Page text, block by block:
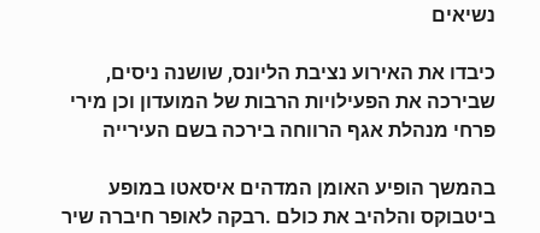
נשיאים
כיבדו את האירוע נציבת הליונס, שושנה ניסים,
שבירכה את הפעילויות הרבות של המועדון וכן מירי
פרחי מנהלת אגף הרווחה בירכה בשם העירייה
בהמשך הופיע האומן המדהים איסאטו במופע
ביטבוקס והלהיב את כולם .רבקה לאופר חיברה שיר